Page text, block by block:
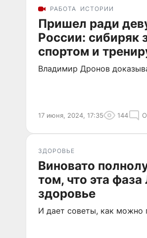
РАБОТА ИСТОРИИ
Пришел ради
России: сибиряк
спортом и
Владимир Дронов
17 июня, 2024, 17:35 144
ЗДОРОВЬЕ
Виновато
том, что эта
здоровье
И дает советы, как можно